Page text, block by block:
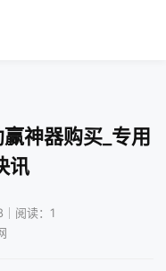
神器购买_专用
讯
阅读：1